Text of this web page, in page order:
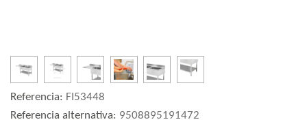
Referencia: FI53448
Referencia alternativa: 9508895191472